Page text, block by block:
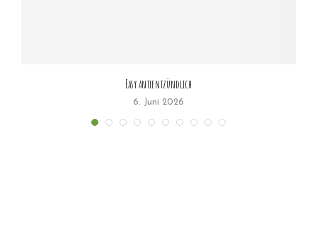
Easy antientzündlich
6. Juni 2026